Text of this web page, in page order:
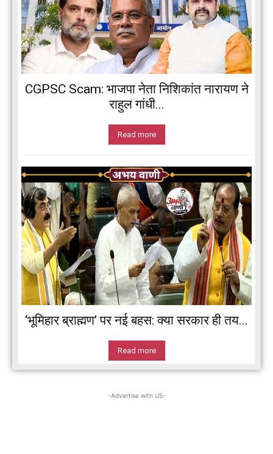
CGPSC Scam: भाजपा नेता निशिकांत नारायण ने
राहुल गांधी...
Read more
‘भूमिहार ब्राह्मण’ पर नई बहस: क्या सरकार ही तय...
Read more
-Advertise with US-